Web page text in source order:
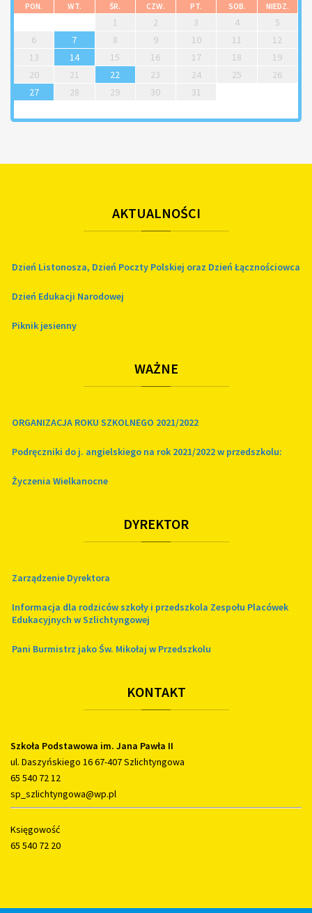
PON. WT. ŚR. CZW. PT. SOB. NIEDZ.
1 2 3 4
5
6
7 8 9 10 11
12
13
14 15 16 17 18
19
20
21 22 23 24 25
26
27
28 29 30 31
AKTUALNOŚCI
Dzień Listonosza, Dzień Poczty Polskiej oraz Dzień Łącznościowca
Dzień Edukacji Narodowej
Piknik jesienny
WAŻNE
ORGANIZACJA ROKU SZKOLNEGO 2021/2022
Podręczniki do j. angielskiego na rok 2021/2022 w przedszkolu:
Życzenia Wielkanocne
DYREKTOR
Zarządzenie Dyrektora
Informacja dla rodziców szkoły i przedszkola Zespołu Placówek
Edukacyjnych w Szlichtyngowej
Pani Burmistrz jako Św. Mikołaj w Przedszkolu
KONTAKT
Szkoła Podstawowa im. Jana Pawła II
ul. Daszyńskiego 16 67-407 Szlichtyngowa
65 540 72 12
sp_szlichtyngowa@wp.pl
Księgowość
65 540 72 20